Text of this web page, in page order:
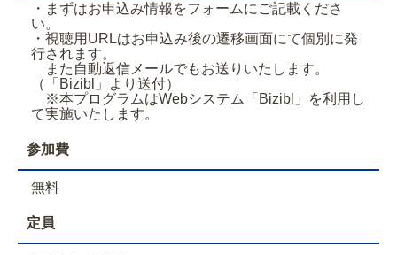
・まずはお申込み情報をフォームにご記載くださ
い。
・視聴用URLはお申込み後の遷移画面にて個別に発
行されます。
また自動返信メールでもお送りいたします。
（「Bizibl」より送付）
※本プログラムはWebシステム「Bizibl」を利用し
て実施いたします。
参加費
無料
定員